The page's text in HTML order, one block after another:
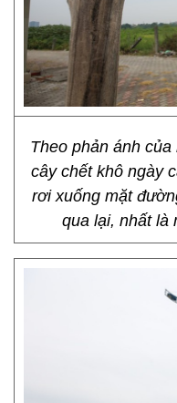
Theo phản ánh
cây chết khô ngày
rơi xuống mặt
qua lại, nhất là